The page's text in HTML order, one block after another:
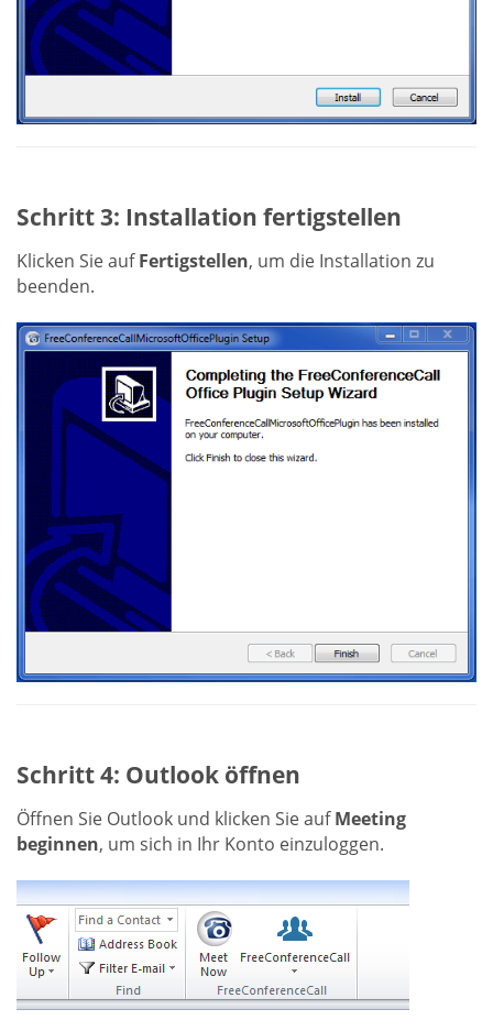
Schritt 3: Installation fertigstellen
Klicken Sie aufFertigstellen, um die Installation zu
beenden.
Schritt 4: Outlook öffnen
Öffnen Sie Outlook und klicken Sie aufMeeting
beginnen, um sich in Ihr Konto einzuloggen.